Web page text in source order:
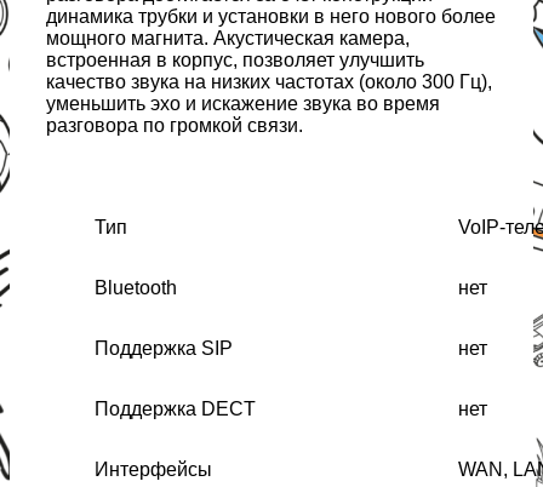
динамика трубки и установки в него нового более
мощного магнита. Акустическая камера,
встроенная в корпус, позволяет улучшить
качество звука на низких частотах (около 300 Гц),
уменьшить эхо и искажение звука во время
разговора по громкой связи.
Тип VoIP-
Bluetooth нет
Поддержка SIP нет
Поддержка DECT нет
Интерфейсы WAN,